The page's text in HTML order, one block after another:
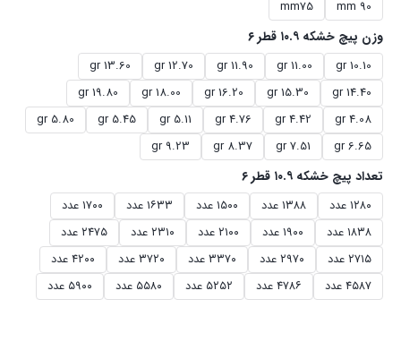
90 mm
mm75
وزن پیچ خشکه ۱۰.۹ قطر ۶
10.10 gr
11.00 gr
11.90 gr
12.70 gr
13.60 gr
14.40 gr
15.30 gr
16.20 gr
18.00 gr
19.80 gr
4.08 gr
4.42 gr
4.76 gr
5.11 gr
5.45 gr
5.80 gr
6.65 gr
7.51 gr
8.37 gr
9.23 gr
تعداد پیچ خشکه ۱۰.۹ قطر ۶
۱۲۸۰ عدد ۱۳۸۸ عدد ۱۵۰۰ عدد ۱۶۳۳ عدد
۱۷۰۰ عدد
۱۸۳۸ عدد
۱۹۰۰ عدد ۲۱۰۰ عدد ۲۳۱۰ عدد
۲۴۷۵ عدد
۲۷۱۵ عدد
۲۹۷۰ عدد ۳۳۷۰ عدد ۳۷۲۰ عدد
۴۲۰۰ عدد
۴۵۸۷ عدد
۴۷۸۶ عدد ۵۲۵۲ عدد ۵۵۸۰ عدد ۵۹۰۰ عدد